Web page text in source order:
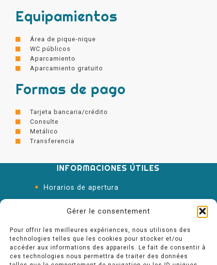
Gérer le consentement
Pour offrir les meilleures expériences, nous utilisons des
technologies telles que les cookies pour stocker et/ou
accéder aux informations des appareils. Le fait de consentir à
ces technologies nous permettra de traiter des données
Equipamientos
Área de pique-nique
WC públicos
Aparcamiento
Aparcamiento gratuito
Formas de pago
Tarjeta bancaria/crédito
Consulte
Metálico
Transferencia
INFORMACIONES ÚTILES
Horarios de apertura
Oficina de Turismo